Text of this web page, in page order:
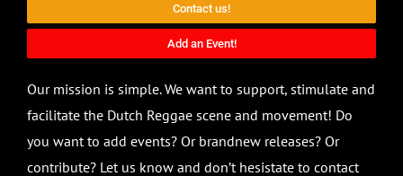
Contact us!
Add an Event!
Our mission is simple. We want to support, stimulate and
facilitate the Dutch Reggae scene and movement! Do
you want to add events? Or brandnew releases? Or
contribute? Let us know and don’t hesistate to contact